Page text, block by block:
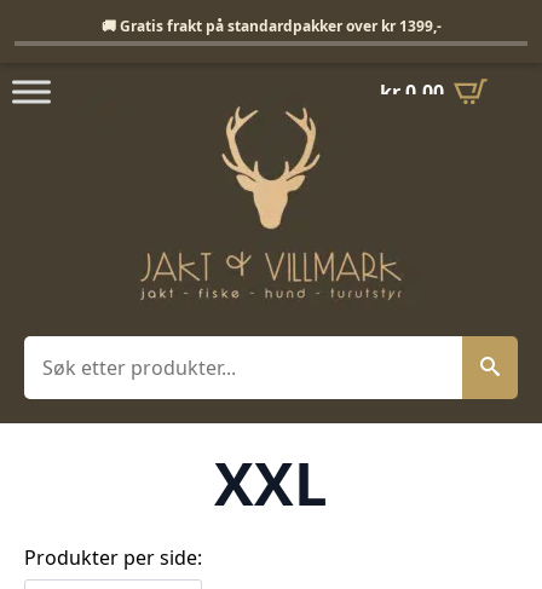
kr0,00
Søk
XXL
Produkter per side:
🚚 Gratis frakt på standardpakker over kr 1399,-